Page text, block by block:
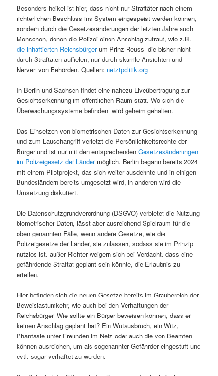
Besonders heikel ist hier, dass nicht nur Straftäter nach einem
richterlichen Beschluss ins System eingespeist werden können,
sondern durch die Gesetzesänderungen der letzten Jahre auch
Menschen, denen die Polizei einen Anschlag zutraut, wie z.B.
die inhaftierten Reichsbürgerum Prinz Reuss, die bisher nicht
durch Straftaten auffielen, nur durch skurrile Ansichten und
Nerven von Behörden. Quellen: netztpolitik.org
In Berlin und Sachsen findet eine nahezu Liveübertragung zur
Gesichtserkennung im öffentlichen Raum statt. Wo sich die
Überwachungssysteme befinden, wird geheim gehalten.
Das Einsetzen von biometrischen Daten zur Gesichtserkennung
und zum Lauschangriff verletzt die Persönlichkeitsrechte der
Bürger und ist nur mit den entsprechendenGesetzesänderungen
im Polizeigesetz der Ländermöglich. Berlin begann bereits 2024
mit einem Pilotprojekt, das sich weiter ausdehnte und in einigen
Bundesländern bereits umgesetzt wird, in anderen wird die
Umsetzung diskutiert.
Die Datenschutzgrundverordnung (DSGVO) verbietet die Nutzung
biometrischer Daten, lässt aber ausreichend Spielraum für die
oben genannten Fälle, wenn andere Gesetze, wie die
Polizeigesetze der Länder, sie zulassen, sodass sie im Prinzip
nutzlos ist, außer Richter weigern sich bei Verdacht, dass eine
gefährdende Straftat geplant sein könnte, die Erlaubnis zu
erteilen.
Hier befinden sich die neuen Gesetze bereits im Graubereich der
Beweislastumkehr, wie auch bei den Verhaftungen der
Reichsbürger. Wie sollte ein Bürger beweisen können, dass er
keinen Anschlag geplant hat? Ein Wutausbruch, ein Witz,
Phantasie unter Freunden im Netz oder auch die von Beamten
können ausreichen, um als sogenannter Gefährder eingestuft und
evtl. sogar verhaftet zu werden.